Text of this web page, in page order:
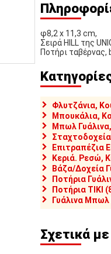
φ8,2 x 11,3 cm,
Σειρά HILL της
Ποτήρι ταβέρνας,
Φλυτζάνια,
Μπουκάλια,
Μπωλ
Επιτραπέζια
Κεριά. Ρεσώ,
Βάζα/Δοχεία
Ποτήρια
Ποτήρια TIKI
Γυάλινα
Σχετικά